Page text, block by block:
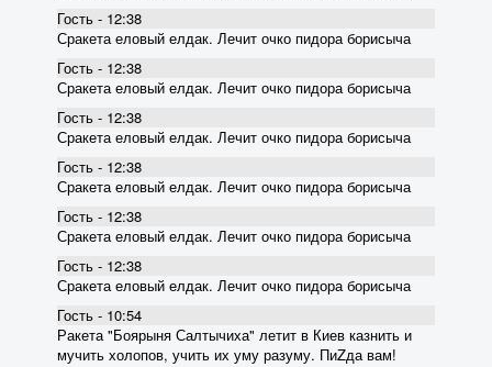
Гость - 12:38
Сракета еловый елдак. Лечит очко пидора борисыча
Гость - 12:38
Сракета еловый елдак. Лечит очко пидора борисыча
Гость - 12:38
Сракета еловый елдак. Лечит очко пидора борисыча
Гость - 12:38
Сракета еловый елдак. Лечит очко пидора борисыча
Гость - 12:38
Сракета еловый елдак. Лечит очко пидора борисыча
Гость - 12:38
Сракета еловый елдак. Лечит очко пидора борисыча
Гость - 10:54
Ракета "Боярыня Салтычиха" летит в Киев казнить и
мучить холопов, учить их уму разуму. ПиZда вам!